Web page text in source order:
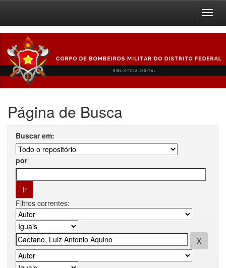
navigation
Página de Busca
Buscar em:
por
Filtros correntes: